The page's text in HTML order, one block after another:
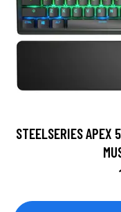
STEELSERIES APEX